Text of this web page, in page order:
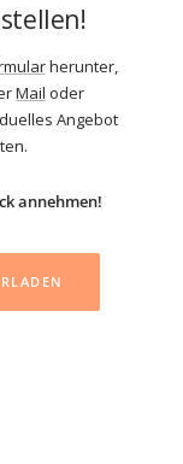
herunter,
Mail oder
Angebot
annehmen!